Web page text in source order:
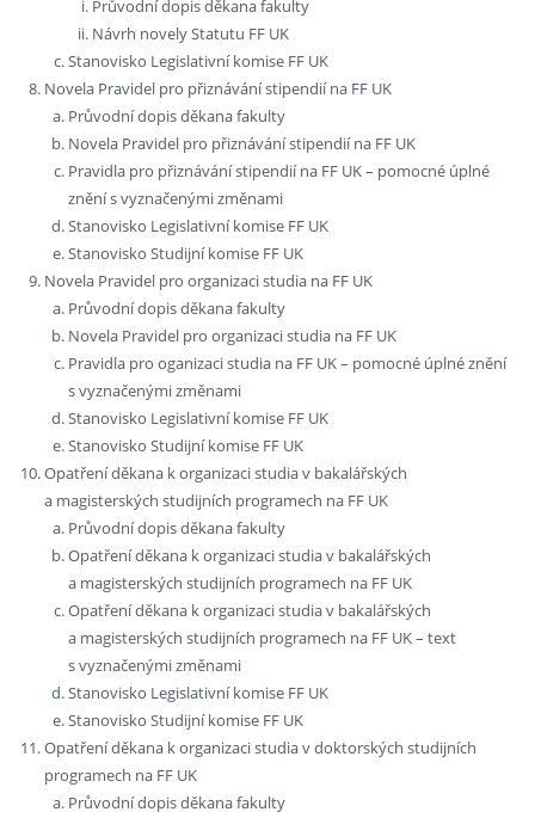
Průvodní dopis děkana fakulty
Návrh novely Statutu FF UK
Stanovisko Legislativní komise FF UK
Novela Pravidel pro přiznávání stipendií na FF UK
Průvodní dopis děkana fakulty
Novela Pravidel pro přiznávání stipendií na FF UK
Pravidla pro přiznávání stipendií na FF UK – pomocné úplné
znění s vyznačenými změnami
Stanovisko Legislativní komise FF UK
Stanovisko Studijní komise FF UK
Novela Pravidel pro organizaci studia na FF UK
Průvodní dopis děkana fakulty
Novela Pravidel pro organizaci studia na FF UK
Pravidla pro oganizaci studia na FF UK – pomocné úplné znění
s vyznačenými změnami
Stanovisko Legislativní komise FF UK
Stanovisko Studijní komise FF UK
Opatření děkana k organizaci studia v bakalářských
a magisterských studijních programech na FF UK
Průvodní dopis děkana fakulty
Opatření děkana k organizaci studia v bakalářských
a magisterských studijních programech na FF UK
Opatření děkana k organizaci studia v bakalářských
a magisterských studijních programech na FF UK – text
s vyznačenými změnami
Stanovisko Legislativní komise FF UK
Stanovisko Studijní komise FF UK
Opatření děkana k organizaci studia v doktorských studijních
programech na FF UK
Průvodní dopis děkana fakulty